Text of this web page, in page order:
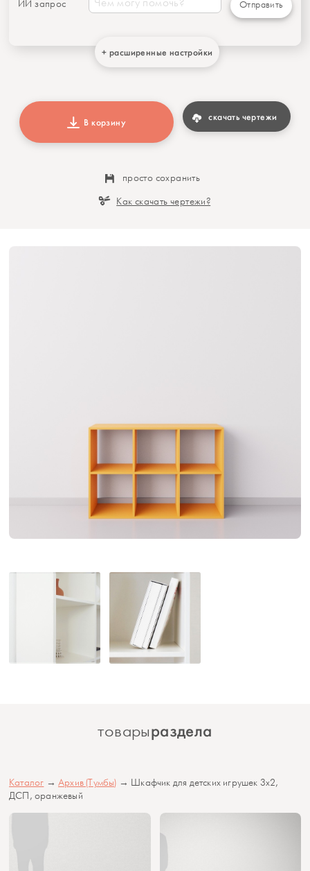
ИИ запрос Отправить
+ расширенные настройки
В корзину скачать чертежи
просто сохранить
Как скачать чертежи?
товарыраздела
Каталог →Архив (Тумбы) → Шкафчик для детских игрушек 3х2,
ДСП, оранжевый